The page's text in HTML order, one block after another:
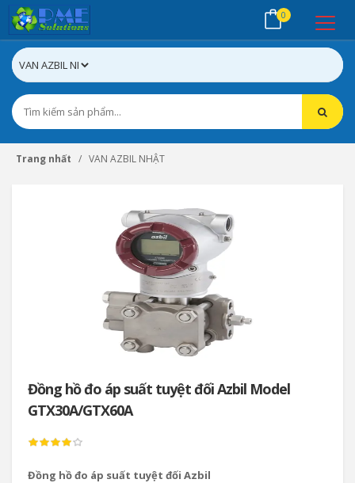
0
Trang nhất VAN AZBIL NHẬT
Đồng hồ đo áp suất tuyệt đối Azbil Model
GTX30A/GTX60A
Đồng hồ đo áp suất tuyệt đối Azbil